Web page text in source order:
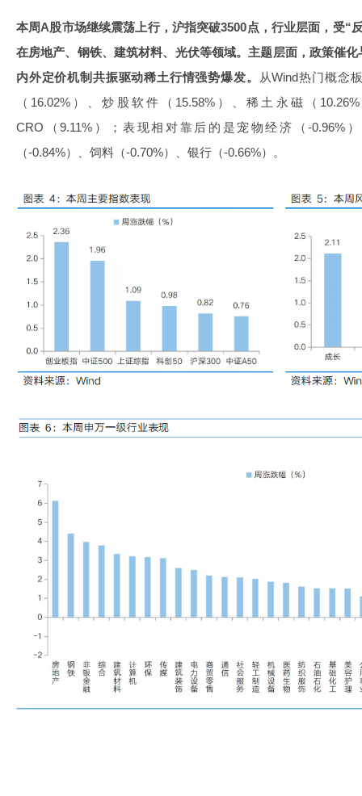
本周A股市场继续震荡上行，沪指突破3500点，行业层面，受“
在房地产、钢铁、建筑材料、光伏等领域。主题层面，政策催
内外定价机制共振驱动稀土行情强势爆发。
从Wind热门概念
（16.02%）、炒股软件（15.58%）、稀土永磁（
CRO（9.11%）；表现相对靠后的是宠物经济（-0.96%
（-0.84%）、饲料（-0.70%）、银行（-0.66%）。